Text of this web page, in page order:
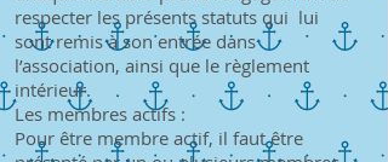
respecter les présents statuts qui lui
sont remis à son entrée dans
l’association, ainsi que le règlement
intérieur.
Les membres actifs :
Pour être membre actif, il faut être